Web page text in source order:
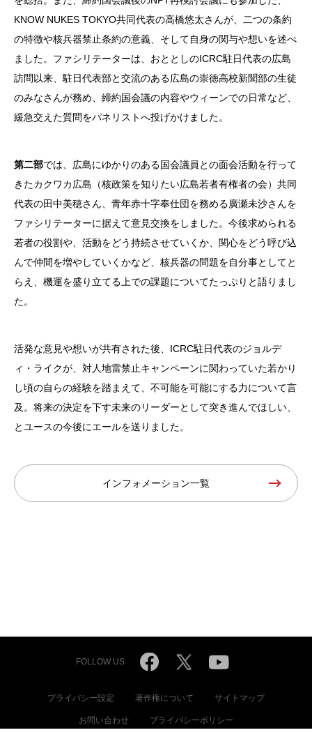
KNOW NUKES TOKYO共同代表の高橋悠太さんが、二つの条約
の特徴や核兵器禁止条約の意義、そして自身の関与や想いを述べ
ました。ファシリテーターは、おととしのICRC駐日代表の広島
訪問以来、駐日代表部と交流のある広島の崇徳高校新聞部の生徒
のみなさんが務め、締約国会議の内容やウィーンでの日常など、
緩急交えた質問をパネリストへ投げかけました。
第二部では、広島にゆかりのある国会議員との面会活動を行って
きたカクワカ広島（核政策を知りたい広島若者有権者の会）共同
代表の田中美穂さん、青年赤十字奉仕団を務める廣瀬未沙さんを
ファシリテーターに据えて意見交換をしました。今後求められる
若者の役割や、活動をどう持続させていくか、関心をどう呼び込
んで仲間を増やしていくかなど、核兵器の問題を自分事としてと
らえ、機運を盛り立てる上での課題についてたっぷりと語りまし
た。
活発な意見や想いが共有された後、ICRC駐日代表のジョルデ
ィ・ライクが、対人地雷禁止キャンペーンに関わっていた若かり
し頃の自らの経験を踏まえて、不可能を可能にする力について言
及。将来の決定を下す未来のリーダーとして突き進んでほしい、
とユースの今後にエールを送りました。
インフォメーション一覧
FOLLOW US
プライバシー設定 著作権について サイトマップ
お問い合わせ プライバシーポリシー